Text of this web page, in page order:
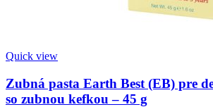
Quick view
Zubná pasta Earth Best (EB) pre
so zubnou kefkou – 45 g